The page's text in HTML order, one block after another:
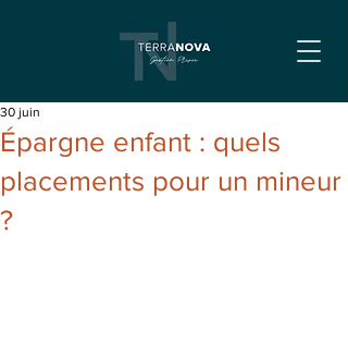
Épargne enfant : quels
placements pour un mineur
?
30 juin